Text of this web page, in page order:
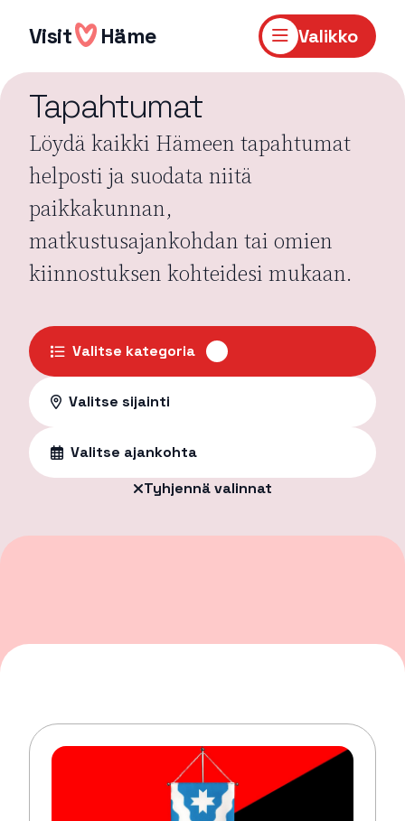
sisältöön
Visit Häme Valikko
Tapahtumat
Löydä kaikki Hämeen tapahtumat
helposti ja suodata niitä
paikkakunnan,
matkustusajankohdan tai omien
kiinnostuksen kohteidesi mukaan.
Valitse kategoria
Valitse sijainti
Valitse ajankohta
Tyhjennä valinnat